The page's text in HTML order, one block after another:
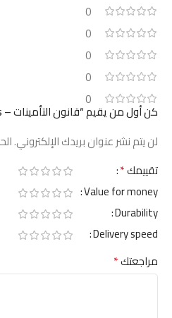
0
0
0
0
0
كن أول من يقيم “قانون التأمينات – Code Des Assurances”
لن يتم نشر عنوان بريدك الإلكتروني.
تقييمك*
Value for money
Durability
Delivery speed
مراجعتك*